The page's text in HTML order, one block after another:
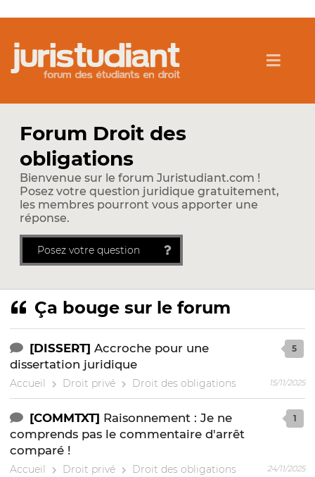
Forum Droit des
obligations
Bienvenue sur le forum Juristudiant.com !
Posez votre question juridique gratuitement,
les membres pourront vous apporter une
réponse.
Posez votre question
Ça bouge sur le forum
[DISSERT] Accroche pour une
dissertation juridique
Accueil Droit privé Droit des obligations
5
15/11/2025
[COMMTXT] Raisonnement : Je ne
comprends pas le commentaire d'arrêt
comparé !
Accueil Droit privé Droit des obligations
1
24/11/2025